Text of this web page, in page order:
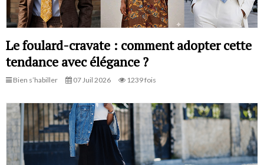
Le foulard-cravate : comment adopter cette
tendance avec élégance ?
Bien s’habiller 07 Juil 2026 1239 fois